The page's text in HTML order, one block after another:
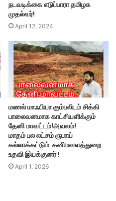
நடவடிக்கை எடுப்பாரா தமிழக
முதல்வர்!
April 12, 2024
மணல் மாஃபியா கும்பலிடம் சிக்கி
பாலைவனமாக காட்சியளிக்கும்
தேனி மாவட்டம்!அவலம்!
மாதம் பல லட்சம் ரூபாய்
கல்லாக்கட்டும் கனிமவளத்துறை
உதவி இயக்குனர் !
April 1, 2026